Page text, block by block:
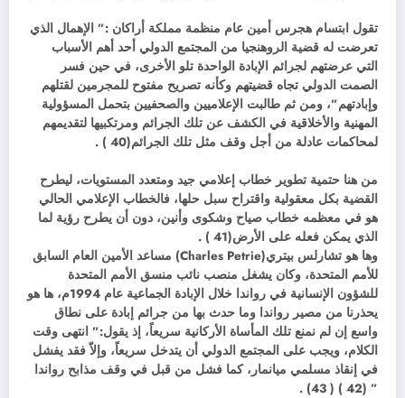
تقول ابتسام هجرس أمين عام منظمة مملكة أراكان :” الإهمال الذي
تعرضت له قضية الروهنجيا من المجتمع الدولي أحد أهم الأسباب
التي عرضتهم لجرائم الإبادة الواحدة تلو الأخرى، في حين فسر
الصمت الدولي تجاه قضيتهم وكأنه تصريح مفتوح للمجرمين لقتلهم
وإبادتهم”، ومن ثم طالبت الإعلاميين والصحفيين بتحمل المسؤولية
المهنية والأخلاقية في الكشف عن تلك الجرائم ومرتكبيها لتقديمهم
لمحاكمات عادلة من أجل وقف مثل تلك الجرائم(40 ) .
من هنا حتمية تطوير خطاب إعلامي جيد ومتعدد المستويات، ليطرح
القضية بكل معقولية واقتراح سبل حلها، فالخطاب الإعلامي الحالي
هو في معظمه خطاب صياح وشكوى وأنين، دون أن يطرح رؤية لما
الذي يمكن فعله على الأرض(41 ) .
وها هو تشارلس بيتري(Charles Petrie) مساعد الأمين العام السابق
للأمم المتحدة، وكان يشغل منصب نائب منسق الأمم المتحدة
للشؤون الإنسانية في رواندا خلال الإبادة الجماعية عام 1994م، ها هو
يحذرنا من مصير رواندا وما حدث بها من جرائم إبادة على نطاق
واسع إن لم نمنع تلك المأساة الأركانية سريعاً، إذ يقول:” انتهى وقت
الكلام، ويجب على المجتمع الدولي أن يتدخل سريعاً، وإلاّ فقد يفشل
في إنقاذ مسلمي ميانمار، كما فشل من قبل في وقف مذابح رواندا
” (42 ) ( 43) .